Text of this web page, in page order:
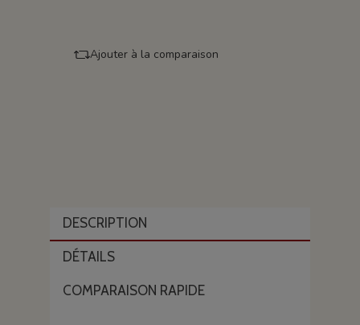
Ajouter à la comparaison
DESCRIPTION
DÉTAILS
COMPARAISON RAPIDE